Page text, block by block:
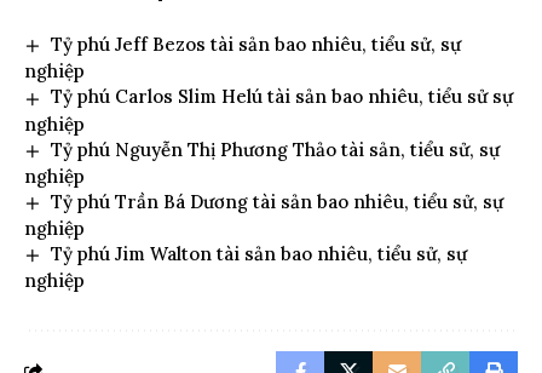
Tỷ phú Jeff Bezos tài sản bao nhiêu, tiểu sử, sự
nghiệp
Tỷ phú Carlos Slim Helú tài sản bao nhiêu, tiểu sử sự
nghiệp
Tỷ phú Nguyễn Thị Phương Thảo tài sản, tiểu sử, sự
nghiệp
Tỷ phú Trần Bá Dương tài sản bao nhiêu, tiểu sử, sự
nghiệp
Tỷ phú Jim Walton tài sản bao nhiêu, tiểu sử, sự
nghiệp